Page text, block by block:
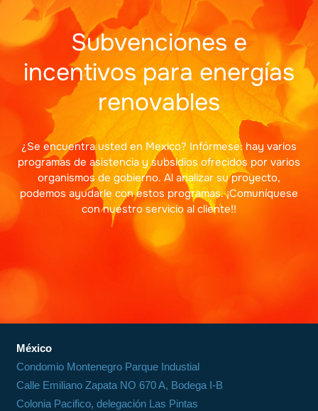
Subvenciones e
incentivos para energías
renovables
¿Se encuentra usted en Mexico? Infórmese: hay varios
programas de asistencia y subsidios ofrecidos por varios
organismos de gobierno. Al analizar su proyecto,
podemos ayudarle con estos programas. ¡Comuníquese
con nuestro servicio al cliente!!
México
Condomio Montenegro Parque Industial
Calle Emiliano Zapata NO 670 A, Bodega I-B
Colonia Pacifico, delegación Las Pintas